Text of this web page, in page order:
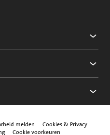
melden
Cookies & Privacy
Cookie voorkeuren